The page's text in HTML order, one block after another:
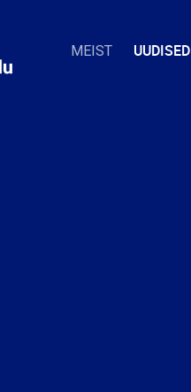
MEIST UUDISED